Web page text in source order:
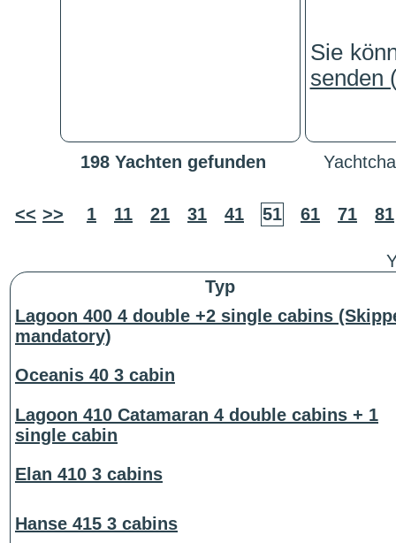
Sie
senden
198 Yachten gefunden
<< >> 1 11 21 31 41 51 61 71 81
Typ
Lagoon 400 4 double +2 single cabins
mandatory)
Oceanis 40 3 cabin
Lagoon 410 Catamaran 4 double cabins + 1
single cabin
Elan 410 3 cabins
Hanse 415 3 cabins